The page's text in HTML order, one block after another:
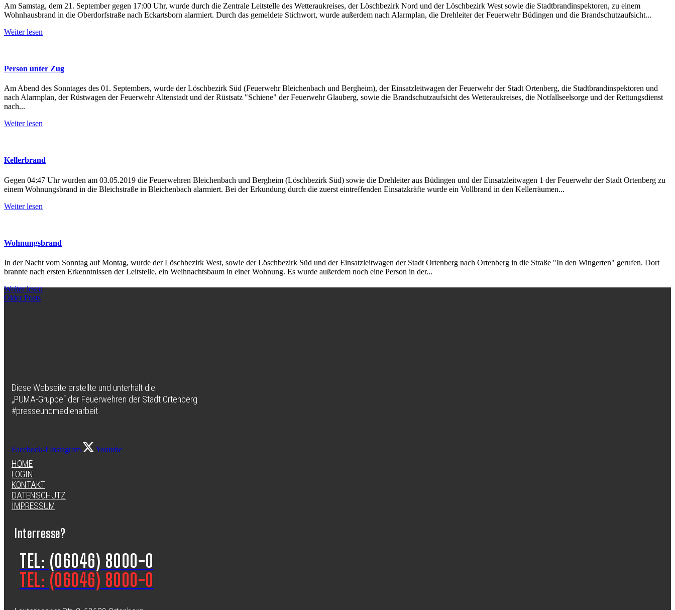
Am Samstag, dem 21. September gegen 17:00 Uhr, wurde durch die Zentrale Leitstelle des Wetteraukreises, der Löschbezirk Nord und der Löschbezirk West sowie die Stadtbrandinspektoren, zu einem
Wohnhausbrand in die Oberdorfstraße nach Eckartsborn alarmiert. Durch das gemeldete Stichwort, wurde außerdem nach Alarmplan, die Drehleiter der Feuerwehr Büdingen und die Brandschutzaufsicht...
Weiter lesen
Person unter Zug
Am Abend des Sonntages des 01. Septembers, wurde der Löschbezirk Süd (Feuerwehr Bleichenbach und Bergheim), der Einsatzleitwagen der Feuerwehr der Stadt Ortenberg, die Stadtbrandinspektoren und
nach Alarmplan, der Rüstwagen der Feuerwehr Altenstadt und der Rüstsatz "Schiene" der Feuerwehr Glauberg, sowie die Brandschutzaufsicht des Wetteraukreises, die Notfallseelsorge und der Rettungsdienst
nach...
Weiter lesen
Kellerbrand
Gegen 04:47 Uhr wurden am 03.05.2019 die Feuerwehren Bleichenbach und Bergheim (Löschbezirk Süd) sowie die Drehleiter aus Büdingen und der Einsatzleitwagen 1 der Feuerwehr der Stadt Ortenberg zu
einem Wohnungsbrand in die Bleichstraße in Bleichenbach alarmiert. Bei der Erkundung durch die zuerst eintreffenden Einsatzkräfte wurde ein Vollbrand in den Kellerräumen...
Weiter lesen
Wohnungsbrand
In der Nacht vom Sonntag auf Montag, wurde der Löschbezirk West, sowie der Löschbezirk Süd und der Einsatzleitwagen der Stadt Ortenberg nach Ortenberg in die Straße "In den Wingerten" gerufen. Dort
brannte nach ersten Erkenntnissen der Leitstelle, ein Weihnachtsbaum in einer Wohnung. Es wurde außerdem noch eine Person in der...
Weiter lesen
Beitragsnavigation
Older
Older Posts
Diese Webseite erstellte und unterhält die
„PUMA-Gruppe“ der Feuerwehren der Stadt Ortenberg
#presseundmedienarbeit
Facebook-f Instagram Youtube
HOME
LOGIN
KONTAKT
DATENSCHUTZ
IMPRESSUM
Interresse?
TEL: (06046) 8000-0
TEL: (06046) 8000-0